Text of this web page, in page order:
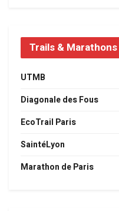
Trails & Marathons
UTMB
Diagonale des Fous
EcoTrail Paris
SaintéLyon
Marathon de Paris